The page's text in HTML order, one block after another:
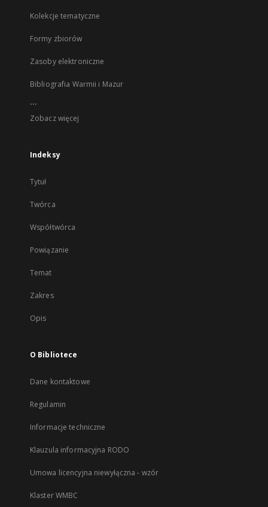
Kolekcje tematyczne
Formy zbiorów
Zasoby elektroniczne
Bibliografia Warmii i Mazur
...
Zobacz więcej
Indeksy
Tytuł
Twórca
Współtwórca
Powiązanie
Temat
Zakres
Opis
O Bibliotece
Dane kontaktowe
Regulamin
Informacje techniczne
Klauzula informacyjna RODO
Umowa licencyjna niewyłączna - wzór
Klaster WMBC